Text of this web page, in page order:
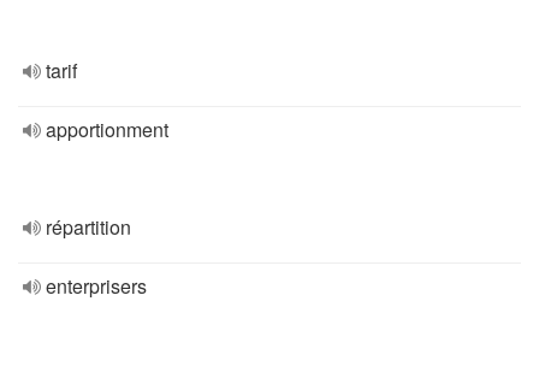
tarif
apportionment
répartition
enterprisers